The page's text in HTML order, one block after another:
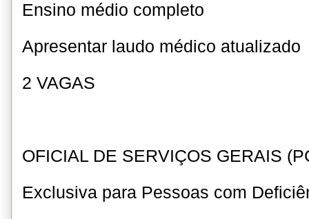
Ensino médio completo
Apresentar laudo médico atualizado
2 VAGAS
OFICIAL DE SERVIÇOS GERAIS
Exclusiva para Pessoas com